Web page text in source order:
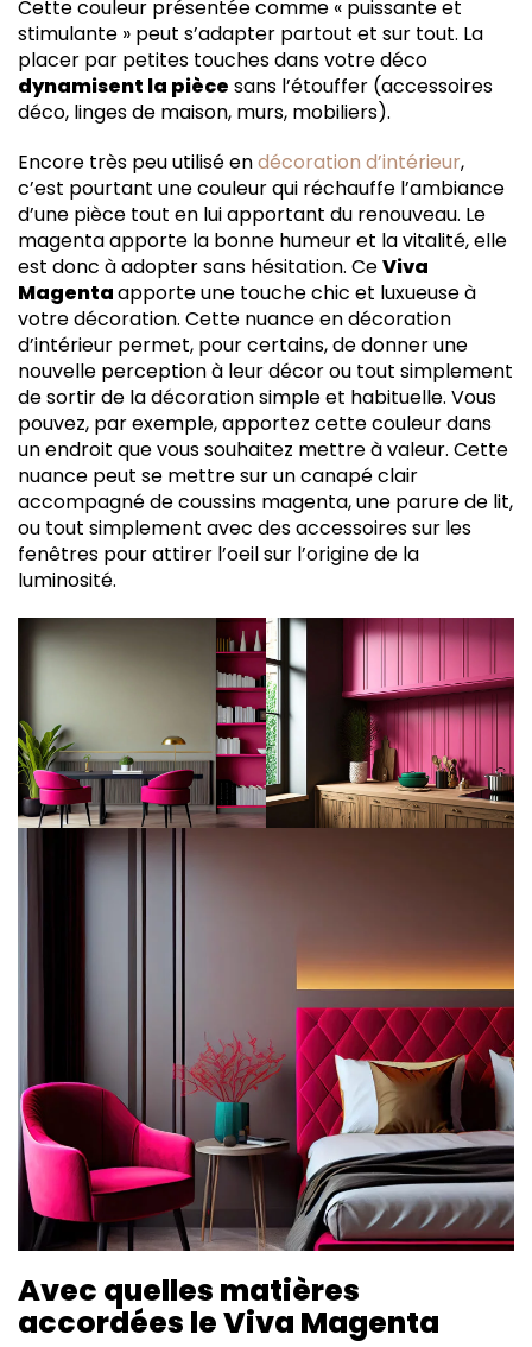
Cette couleur présentée comme « puissante et
stimulante » peut s’adapter partout et sur tout. La
placer par petites touches dans votre déco
dynamisent la pièce sans l’étouffer (accessoires
déco, linges de maison, murs, mobiliers).
Encore très peu utilisé endécoration d’intérieur,
c’est pourtant une couleur qui réchauffe l’ambiance
d’une pièce tout en lui apportant du renouveau. Le
magenta apporte la bonne humeur et la vitalité, elle
est donc à adopter sans hésitation. CeViva
Magentaapporte une touche chic et luxueuse à
votre décoration. Cette nuance en décoration
d’intérieur permet, pour certains, de donner une
nouvelle perception à leur décor ou tout simplement
de sortir de la décoration simple et habituelle. Vous
pouvez, par exemple, apportez cette couleur dans
un endroit que vous souhaitez mettre à valeur. Cette
nuance peut se mettre sur un canapé clair
accompagné de coussins magenta, une parure de lit,
ou tout simplement avec des accessoires sur les
fenêtres pour attirer l’oeil sur l’origine de la
luminosité.
Avec quelles matières
accordées le Viva Magenta